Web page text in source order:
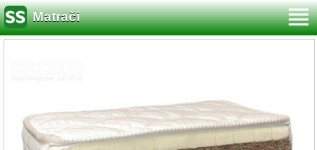
Matrači